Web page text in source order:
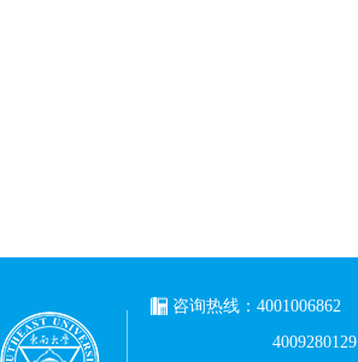
咨询热线：4001006862
4009280129